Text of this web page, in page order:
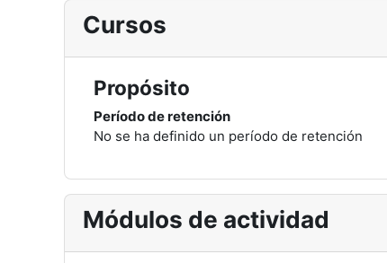
Cursos
Propósito
Período de retención
No se ha definido un período de retención
Módulos de actividad